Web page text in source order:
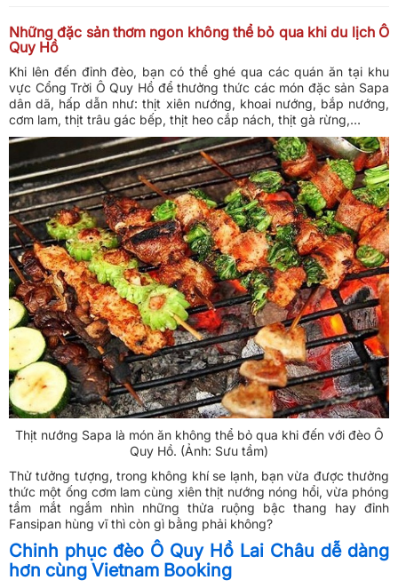
Những đặc sản thơm ngon không thể bỏ qua khi du lịch Ô
Quy Hồ
Khi lên đến đỉnh đèo, bạn có thể ghé qua các quán ăn tại khu
vực Cổng Trời Ô Quy Hồ để thưởng thức các món đặc sản Sapa
dân dã, hấp dẫn như: thịt xiên nướng, khoai nướng, bắp nướng,
cơm lam, thịt trâu gác bếp, thịt heo cắp nách, thịt gà rừng,…
Thịt nướng Sapa là món ăn không thể bỏ qua khi đến với đèo Ô
Quy Hồ. (Ảnh: Sưu tầm)
Thử tưởng tượng, trong không khí se lạnh, bạn vừa được thưởng
thức một ống cơm lam cùng xiên thịt nướng nóng hổi, vừa phóng
tầm mắt ngắm nhìn những thửa ruộng bậc thang hay đỉnh
Fansipan hùng vĩ thì còn gì bằng phải không?
Chinh phục đèo Ô Quy Hồ Lai Châu dễ dàng
hơn cùng Vietnam Booking